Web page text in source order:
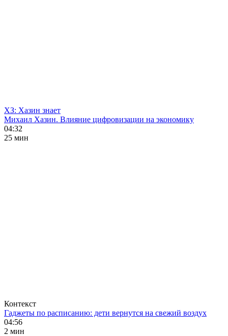
ХЗ: Хазин знает
Михаил Хазин. Влияние цифровизации на экономику
04:32
25 мин
Контекст
Гаджеты по расписанию: дети вернутся на свежий воздух
04:56
2 мин